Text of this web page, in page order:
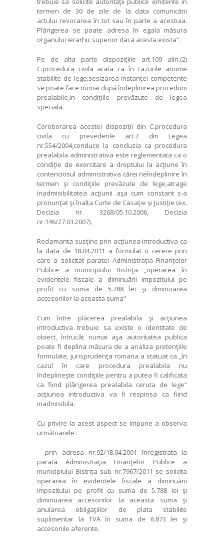
termen de 30 de zile de la data comunicării
actului revocarea în tot sau în parte a acestuia.
Plângerea se poate adresa în egala măsura
organului ierarhic superior daca acesta exista”.
Pe de alta parte dispoziţiile art.109 alin.(2)
C.procedura civila arata ca în cazurile anume
stabilite de lege,sesizarea instanţei competente
se poate face numai după îndeplinirea procedurii
prealabile,in condiţiile prevăzute de legea
speciala.
Coroborarea acestei dispoziţii din C.procedura
civila cu prevederile art.7 din Legea
nr.554/2004,conduce la concluzia ca procedura
prealabila administrativa este reglementata ca o
condiţie de exercitare a dreptului la acţiune în
contenciosul administrativa cărei neîndeplinire în
termen şi condiţiile prevăzute de lege,atrage
inadmisibilitatea acţiunii aşa cum constant s-a
pronunţat şi înalta Curte de Casaţie şi Justiţie (ex.
Decizia nr. 3268/05.10.2006, Decizia
nr.146/27.03.2007).
Reclamanta susţine prin acţiunea introductiva ca
la data de 18.04.2011 a formulat o cerere prin
care a solicitat paratei Administraţia Finanţelor
Publice a municipiului Bistriţa „operarea în
evidentele fiscale a diminuării impozitului pe
profit cu suma de 5.788 lei şi diminuarea
accesoriilor la aceasta suma”
Cum între plăcerea prealabila şi acţiunea
introductiva trebuie sa existe o identitate de
obiect, întrucât numai aşa autoritatea publica
poate fi deplina măsura de a analiza pretenţiile
formulate, jurisprudenţa romana a statuat ca „în
cazul în care procedura prealabila nu
îndeplineşte condiţiile pentru a putea fi calificata
ca fiind plângerea prealabila ceruta de lege”
acţiunea introductiva va fi respinsa ca fiind
inadmisibila.
Cu privire la acest aspect se impune a observa
următoarele :
– prin adresa nr.92/18.04.2001 înregistrata la
parata Administraţia Finanţelor Publice a
municipiului Bistriţa sub nr.7967/2011 se solicita
operarea în evidentele fiscale a diminuării
impozitului pe profit cu suma de 5.788 lei şi
diminuarea accesoriilor la aceasta suma şi
anularea obligaţiilor de plata stabilite
suplimentar la TVA în suma de 6.873 lei şi
accesoriile aferente.